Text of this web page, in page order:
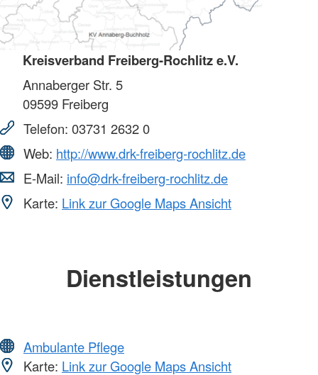
Kreisverband Freiberg-Rochlitz e.V.
Annaberger Str. 5
09599 Freiberg
Telefon: 03731 2632 0
Web: http://www.drk-freiberg-rochlitz.de
E-Mail: info@drk-freiberg-rochlitz.de
Karte: Link zur Google Maps Ansicht
Dienstleistungen
Ambulante Pflege
Karte: Link zur Google Maps Ansicht